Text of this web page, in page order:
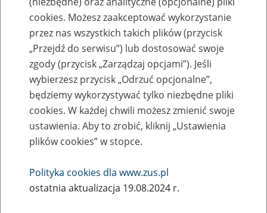
Współpraca międzynarodowa ZUS
międzynarodowym i z zagranicznymi instytucjami
zabezpieczenia społecznego
cookies. Możesz zaakceptować wykorzystanie
przez nas wszystkich takich plików (przycisk
„Przejdź do serwisu”) lub dostosować swoje
zgody (przycisk „Zarządzaj opcjami”). Jeśli
wybierzesz przycisk „Odrzuć opcjonalne”,
będziemy wykorzystywać tylko niezbędne pliki
cookies. W każdej chwili możesz zmienić swoje
ustawienia. Aby to zrobić, kliknij „Ustawienia
plików cookies” w stopce.
Polityka cookies dla www.zus.pl
ostatnia aktualizacja 19.08.2024 r.